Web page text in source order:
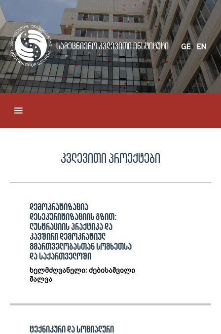
სამეცნიერო კვლევითი ინსტიტუტი GE EN
კვლევითი პროექტები
დემოკრატიზაცია
დესეკურიტიზაციის გზით:
ლუსტრაციის პრაქტიკა და
კავშირი დემოკრატიულ
მმართველობასთან სომხეთსა
და საქართველოში
ხელმძღვანელი: ძებისაშვილი
შალვა
ტექნიკური და სოციალური